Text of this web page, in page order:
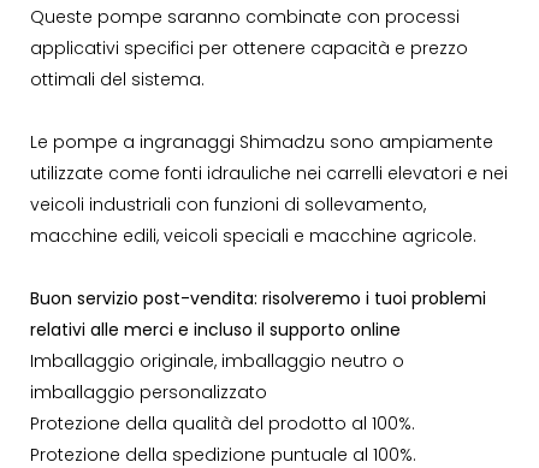
Queste pompe saranno combinate con processi
applicativi specifici per ottenere capacità e prezzo
ottimali del sistema.
Le pompe a ingranaggi Shimadzu sono ampiamente
utilizzate come fonti idrauliche nei carrelli elevatori e nei
veicoli industriali con funzioni di sollevamento,
macchine edili, veicoli speciali e macchine agricole.
Buon servizio post-vendita: risolveremo i tuoi problemi
relativi alle merci e incluso il supporto online
Imballaggio originale, imballaggio neutro o
imballaggio personalizzato
Protezione della qualità del prodotto al 100%.
Protezione della spedizione puntuale al 100%.